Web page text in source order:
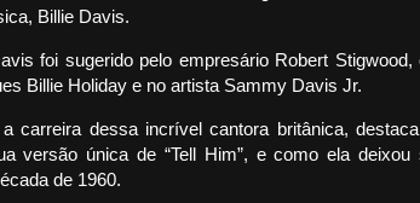
Billie Davis.
foi sugerido pelo empresário Robert Stigwood,
Billie Holiday e no artista Sammy Davis Jr.
carreira dessa incrível cantora britânica,
versão única de “Tell Him”, e como ela deixou
de 1960.